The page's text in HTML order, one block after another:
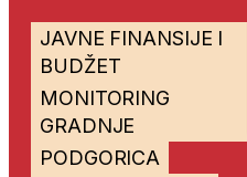
JAVNE FINANSIJE I
BUDŽET
MONITORING
GRADNJE
PODGORICA